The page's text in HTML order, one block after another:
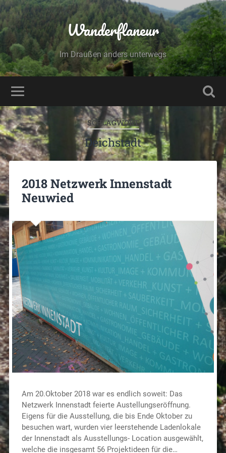
Wanderflaneur
Im Draußen anders unterwegs
SCHLAGWORT
Deichstadt
2018 Netzwerk Innenstadt
Neuwied
Am 20.Oktober 2018 war es endlich soweit: Das
Netzwerk Innenstadt feierte Austellungseröffnung.
Eigens für die Ausstellung, die bis Ende Oktober zu
besuchen wart, wurden vier leerstehende Ladenlokale
der Innenstadt als Ausstellungs- Location ausgewählt,
welche die insgesamt 56 Projektideen für die…